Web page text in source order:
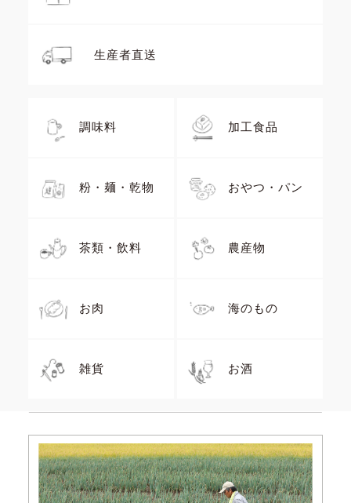
生産者直送
調味料 加工食品
粉・麺・乾物 おやつ・パン
茶類・飲料 農産物
お肉 海のもの
雑貨 お酒